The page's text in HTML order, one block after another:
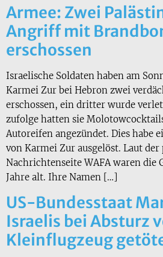
Armee: Zwei
Angriff mit
erschossen
Israelische Soldaten haben am
Karmei Zur bei Hebron zwei
erschossen, ein dritter wurde
zufolge hatten sie
Autoreifen angezündet. Dies habe
von Karmei Zur ausgelöst. Laut der
Nachrichtenseite WAFA waren die
Jahre alt. Ihre Namen […]
US-Bundesstaat
Israelis bei Absturz
Kleinflugzeug